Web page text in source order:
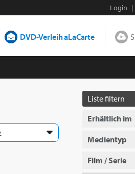
Login |
DVD-Verleih aLaCarte
Liste filtern
Erhältlich im
Medientyp
Film / Serie